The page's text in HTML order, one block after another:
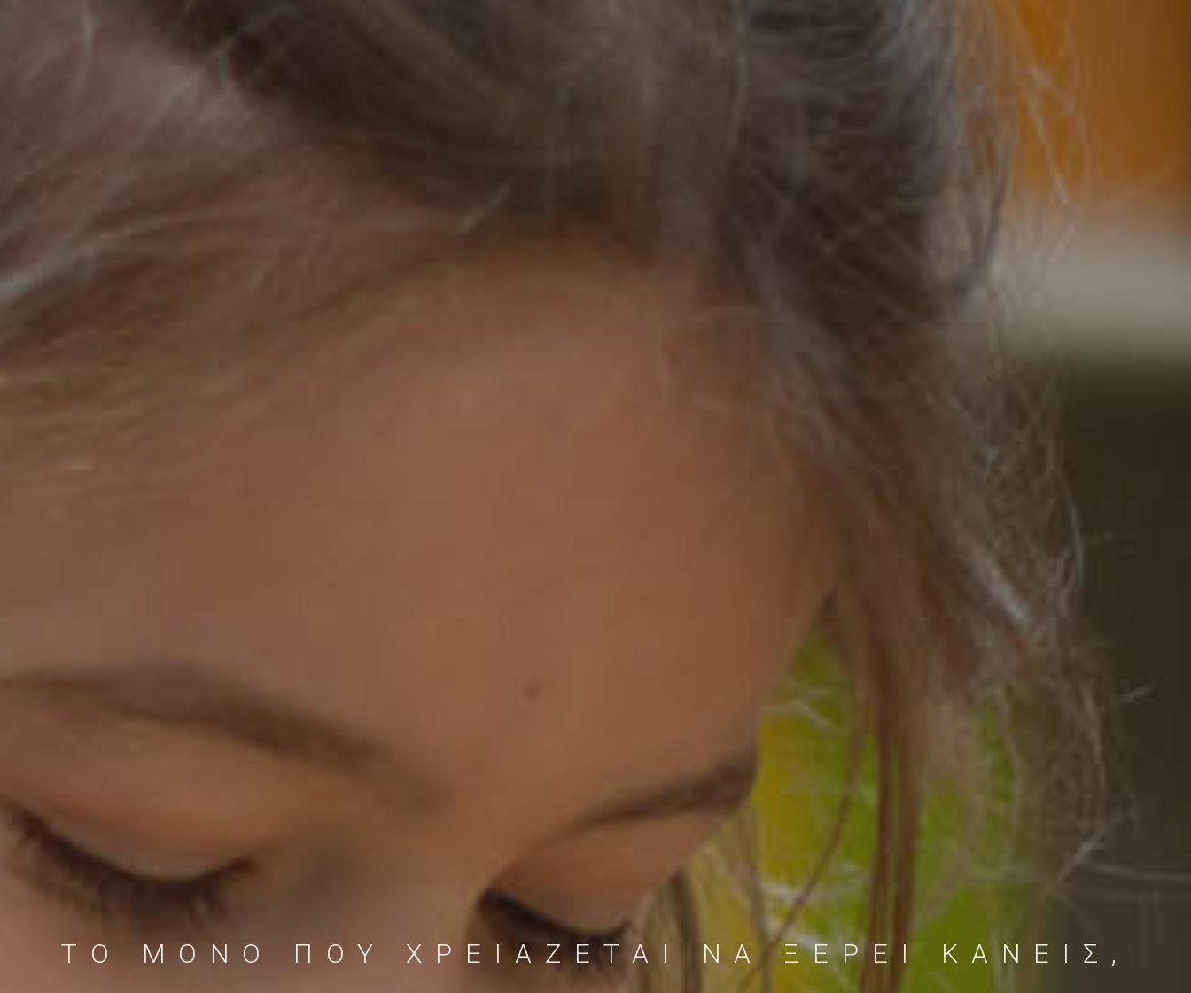
ΤΟ ΜΟΝΟ ΠΟΥ ΧΡΕΙΑΖΕΤΑΙ ΝΑ ΞΕΡΕΙ ΚΑΝΕΙΣ,